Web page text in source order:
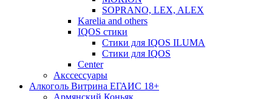
SOPRANO, LEX, ALEX
Karelia and others
IQOS стики
Стики для IQOS ILUMA
Стики для IQOS
Сenter
Акссессуары
Алкоголь Витрина ЕГАИС 18+
Армянский Коньяк